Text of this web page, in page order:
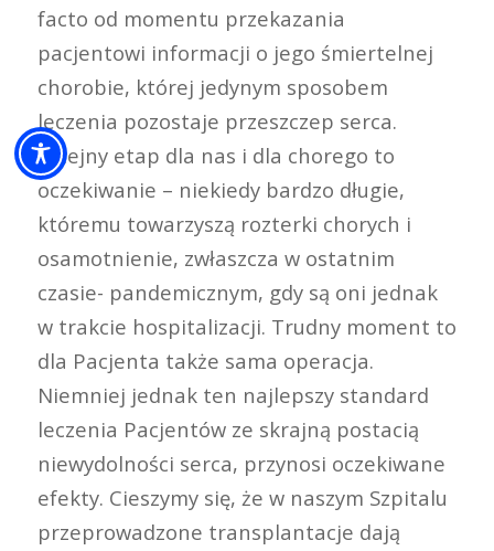
facto od momentu przekazania
pacjentowi informacji o jego śmiertelnej
chorobie, której jedynym sposobem
leczenia pozostaje przeszczep serca.
Kolejny etap dla nas i dla chorego to
oczekiwanie – niekiedy bardzo długie,
któremu towarzyszą rozterki chorych i
osamotnienie, zwłaszcza w ostatnim
czasie- pandemicznym, gdy są oni jednak
w trakcie hospitalizacji. Trudny moment to
dla Pacjenta także sama operacja.
Niemniej jednak ten najlepszy standard
leczenia Pacjentów ze skrajną postacią
niewydolności serca, przynosi oczekiwane
efekty. Cieszymy się, że w naszym Szpitalu
przeprowadzone transplantacje dają